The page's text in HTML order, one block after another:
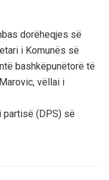
dorëheqjes së
i Komunës së
bashkëpunëtorë të
vëllai i
partisë (DPS) së